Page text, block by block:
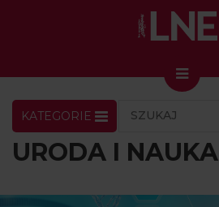
LNENEWS
Skin Master w Warszawie
KATEGORIE
URODA I NAUKA